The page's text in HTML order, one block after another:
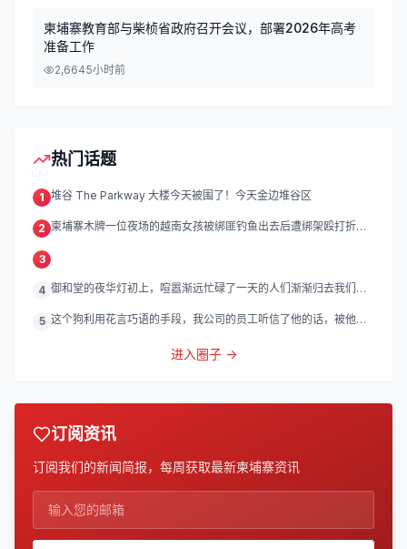
柬埔寨教育部与柴桢省政府召开会议，部署2026年高考
准备工作
2,6645小时前
热门话题
1 堆谷 The Parkway 大楼今天被围了！今天金边堆谷区
2 柬埔寨木牌一位夜场的越南女孩被绑匪钓鱼出去后遭绑架殴打折
3
4 御和堂的夜华灯初上，喧嚣渐远忙碌了一天的人们渐渐归去我们的
5 这个狗利用花言巧语的手段，我公司的员工听信了他的话，被他带
进入圈子 →
订阅资讯
订阅我们的新闻简报，每周获取最新柬埔寨资讯